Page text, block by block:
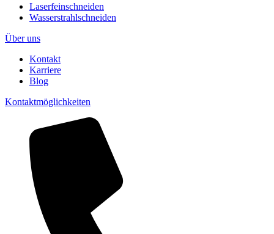
Laserfeinschneiden
Wasserstrahlschneiden
Über uns
Kontakt
Karriere
Blog
Kontaktmöglichkeiten